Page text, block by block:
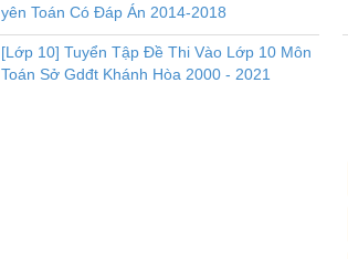
yên Toán Có Đáp Án 2014-2018
[Lớp 10] Tuyển Tập Đề Thi Vào Lớp 10 Môn
Toán Sở Gdđt Khánh Hòa 2000 - 2021